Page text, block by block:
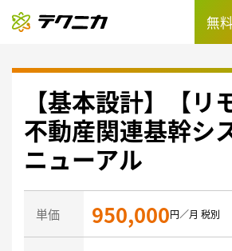
無
【基本設計】【リ
不動産関連基幹シ
ニューアル
単価 950,000円／月 税別